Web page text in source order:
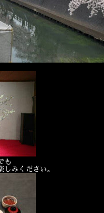
も
しみください。